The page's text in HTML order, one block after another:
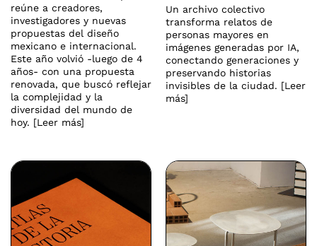
reúne a creadores,
investigadores y nuevas
propuestas del diseño
mexicano e internacional.
Este año volvió -luego de 4
años- con una propuesta
renovada, que buscó reflejar
la complejidad y la
diversidad del mundo de
hoy. [Leer más]
Un archivo colectivo
transforma relatos de
personas mayores en
imágenes generadas por IA,
conectando generaciones y
preservando historias
invisibles de la ciudad. [Leer
más]